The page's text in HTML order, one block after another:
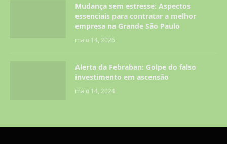
Mudança sem estresse: Aspectos
essenciais para contratar a melhor
empresa na Grande São Paulo
maio 14, 2026
Alerta da Febraban: Golpe do falso
investimento em ascensão
maio 14, 2024